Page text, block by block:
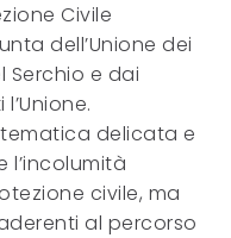
Civile
dell’Unione dei
Serchio e dai
delicata e
l’incolumità
civile, ma
al percorso